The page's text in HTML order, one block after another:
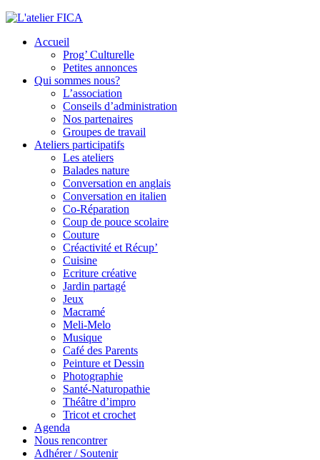
L'atelier FICA
Actions conviviales écologiques et solidaires sur le territoire de
Meximieux
Accueil
Prog’ Culturelle
Petites annonces
Qui sommes nous?
L’association
Conseils d’administration
Nos partenaires
Groupes de travail
Ateliers participatifs
Les ateliers
Balades nature
Conversation en anglais
Conversation en italien
Co-Réparation
Coup de pouce scolaire
Couture
Créactivité et Récup’
Cuisine
Ecriture créative
Jardin partagé
Jeux
Macramé
Meli-Melo
Musique
Café des Parents
Peinture et Dessin
Photographie
Santé-Naturopathie
Théâtre d’impro
Tricot et crochet
Agenda
Nous rencontrer
Adhérer / Soutenir